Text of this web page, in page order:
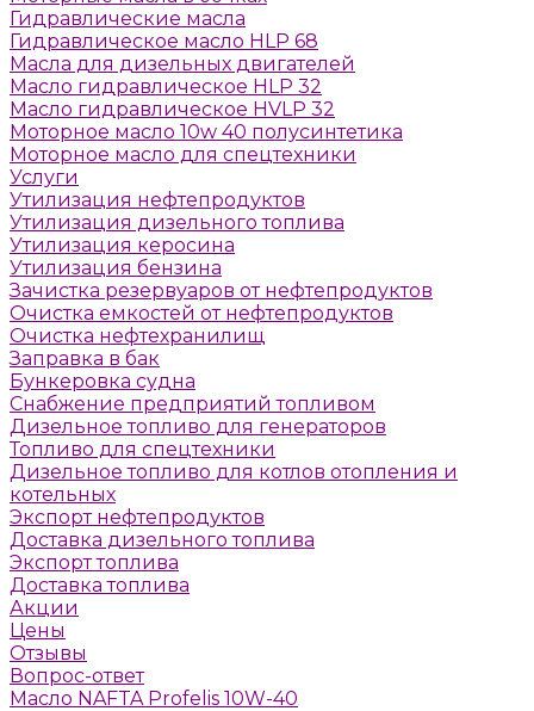
Гидравлические масла
Гидравлическое масло HLP 68
Масла для дизельных двигателей
Масло гидравлическое HLP 32
Масло гидравлическое HVLP 32
Моторное масло 10w 40 полусинтетика
Моторное масло для спецтехники
Услуги
Утилизация нефтепродуктов
Утилизация дизельного топлива
Утилизация керосина
Утилизация бензина
Зачистка резервуаров от нефтепродуктов
Очистка емкостей от нефтепродуктов
Очистка нефтехранилищ
Заправка в бак
Бункеровка судна
Снабжение предприятий топливом
Дизельное топливо для генераторов
Топливо для спецтехники
Дизельное топливо для котлов отопления и
котельных
Экспорт нефтепродуктов
Доставка дизельного топлива
Экспорт топлива
Доставка топлива
Акции
Цены
Отзывы
Вопрос-ответ
Масло NAFTA Profelis 10W-40